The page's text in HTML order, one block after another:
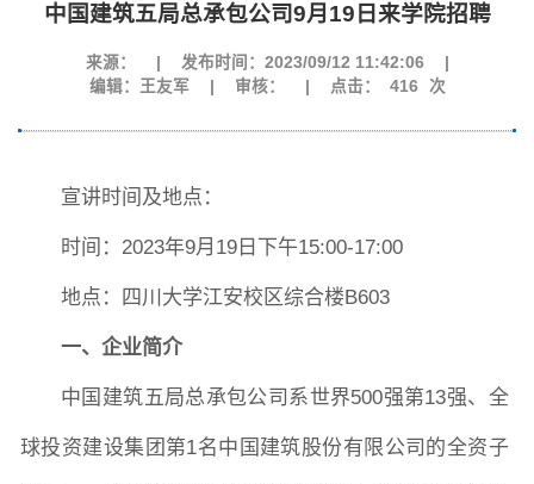
中国建筑五局总承包公司9月19日来学院招聘
来源： 发布时间：2023/09/12 11:42:06
编辑：王友军
审核： 点击： 416 次
宣讲时间及地点：
时间： 2023年9月19 日下午15:00-17:00
地点：四川大学江安校区综合楼B603
一、企业简介
中国建筑五局总承包公司系世界500强第13强、全
球投资建设集团第1名中国建筑股份有限公司的全资子